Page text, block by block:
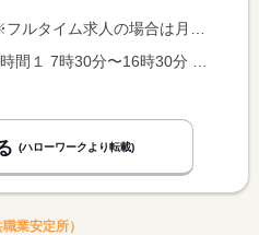
算額）、パート求人の場合は時間額を表示しています。
(ハローワークより転載)
業安定所）